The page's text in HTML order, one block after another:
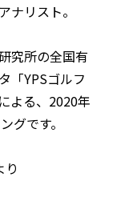
ナリスト。
究所の全国有
「YPSゴルフ
よる、2020年
グです。
り